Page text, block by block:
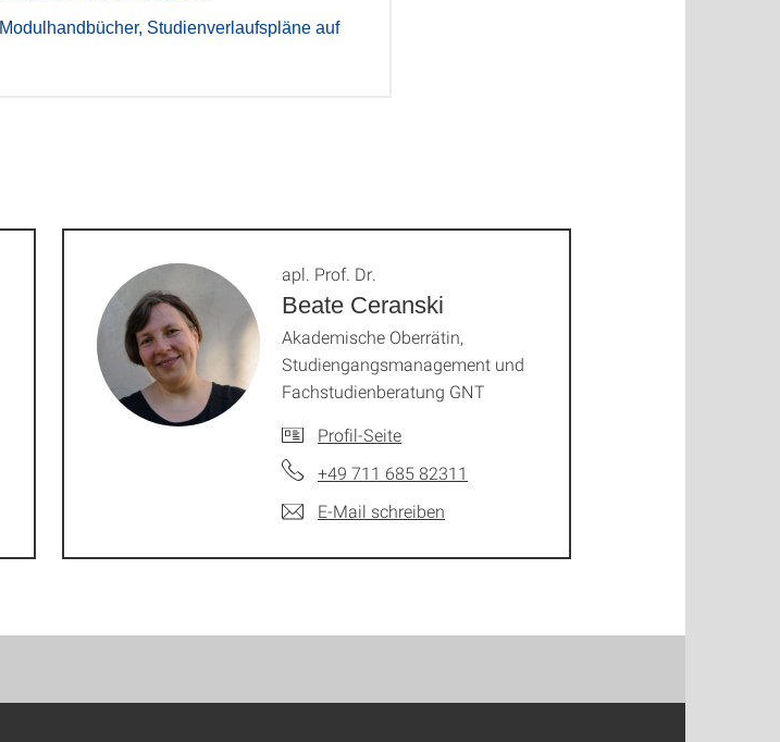
Studienverlaufspläne auf
Beate Ceranski
apl. Prof. Dr.
Akademische Oberrätin,
Studiengangsmanagement und
Fachstudienberatung GNT
Profil-Seite
+49 711 685 82311
E-Mail schreiben